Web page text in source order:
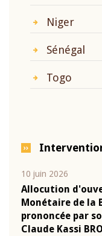
Niger
Sénégal
Togo
10 juin 2026
Allocution
Monétaire de la
prononcée par
Claude Kassi